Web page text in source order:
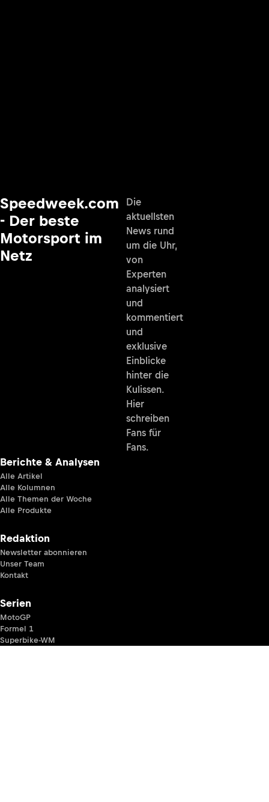
Speedweek.com
- Der beste
Motorsport im
Netz
Die
aktuellsten
News rund
um die Uhr,
von
Experten
analysiert
und
kommentiert
und
exklusive
Einblicke
hinter die
Kulissen.
Hier
schreiben
Fans für
Fans.
Berichte & Analysen
Alle Artikel
Alle Kolumnen
Alle Themen der Woche
Alle Produkte
Redaktion
Newsletter abonnieren
Unser Team
Kontakt
Serien
MotoGP
Formel 1
Superbike-WM